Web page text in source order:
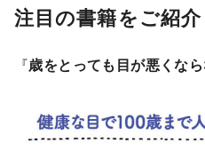
注目の書籍をご紹介
『歳をとっても目が悪くな